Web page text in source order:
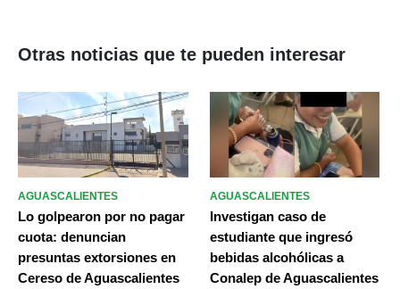
Otras noticias que te pueden interesar
AGUASCALIENTES
Lo golpearon por no pagar
cuota: denuncian
presuntas extorsiones en
Cereso de Aguascalientes
AGUASCALIENTES
Investigan caso de
estudiante que ingresó
bebidas alcohólicas a
Conalep de Aguascalientes